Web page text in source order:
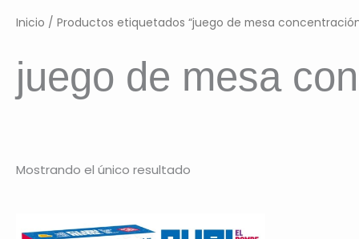
Inicio / Productos etiquetados “juego de mesa
juego de mesa
Mostrando el único resultado